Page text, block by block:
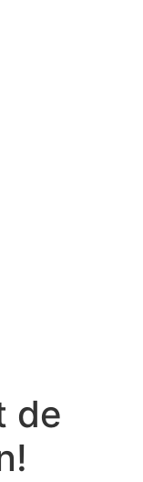
de